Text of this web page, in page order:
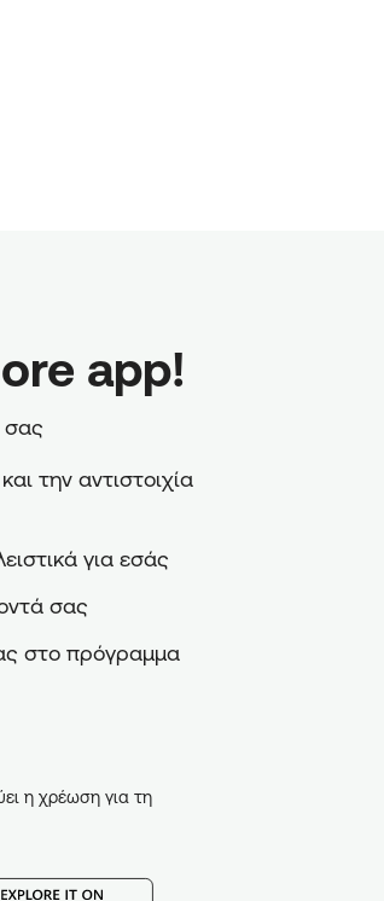
app!
σας
την αντιστοιχία
για εσάς
σας
στο πρόγραμμα
η χρέωση για τη